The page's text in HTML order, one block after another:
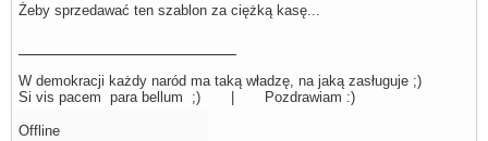
Żeby sprzedawać ten szablon za ciężką kasę...
W demokracji każdy naród ma taką władzę, na jaką zasługuje ;)
Si vis pacem para bellum ;) | Pozdrawiam :)
Offline